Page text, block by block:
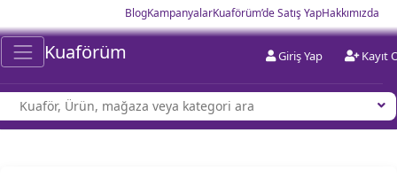
BlogKampanyalarKuaförüm’de Satış YapHakkımızda
Kuaförüm Giriş Yap Kayıt